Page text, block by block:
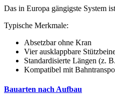
Das in Europa gängigste System
Typische Merkmale:
Absetzbar ohne Kran
Vier ausklappbare
Standardisierte Längen (z.
Kompatibel mit
Bauarten nach Aufbau